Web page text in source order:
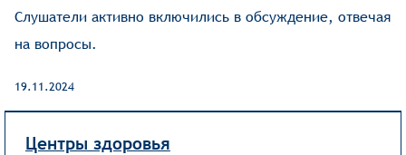
Слушатели активно включились в обсуждение, отвечая
на вопросы.
19.11.2024
Центры здоровья